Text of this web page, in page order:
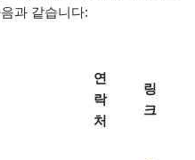
과 같습니다:
연
락
처
링
크